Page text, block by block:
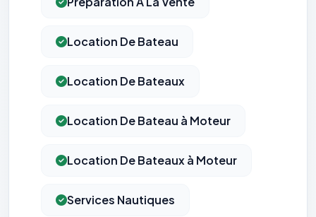
Location De Bateau
Location De Bateaux
Location De Bateau à Moteur
Location De Bateaux à Moteur
Services Nautiques